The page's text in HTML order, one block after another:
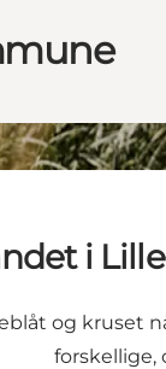
i
og kruset
forskellige,